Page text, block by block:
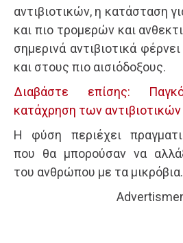
αντιβιοτικών, η κατάσταση
και πιο τρομερών και
σημερινά αντιβιοτικά
και στους πιο αισιόδοξους.
Διαβάστε επίσης:
κατάχρηση των αντιβιοτικών
Η φύση περιέχει
που θα μπορούσαν να
του ανθρώπου με τα μικρόβια.